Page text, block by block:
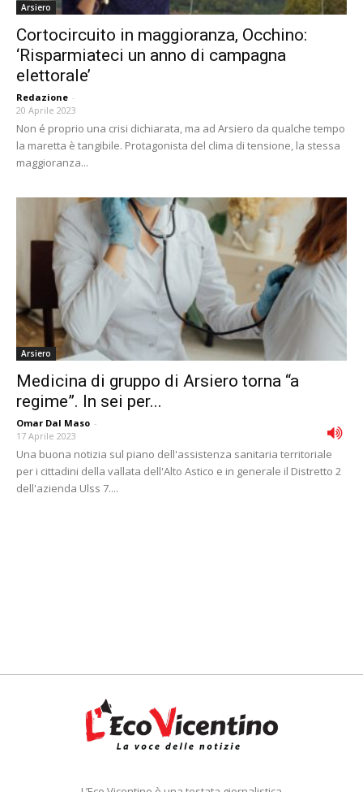
Arsiero
Cortocircuito in maggioranza, Occhino:
‘Risparmiateci un anno di campagna
elettorale’
Redazione -
20 Aprile 2023
Non é proprio una crisi dichiarata, ma ad Arsiero da qualche tempo
la maretta è tangibile. Protagonista del clima di tensione, la stessa
maggioranza...
Arsiero
Medicina di gruppo di Arsiero torna “a
regime”. In sei per...
Omar Dal Maso -
17 Aprile 2023
Una buona notizia sul piano dell'assistenza sanitaria territoriale
per i cittadini della vallata dell'Alto Astico e in generale il Distretto 2
dell'azienda Ulss 7....